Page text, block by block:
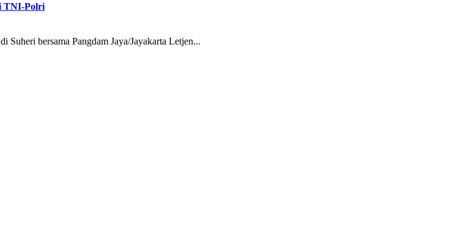
TNI-Polri
bersama Pangdam Jaya/Jayakarta Letjen...